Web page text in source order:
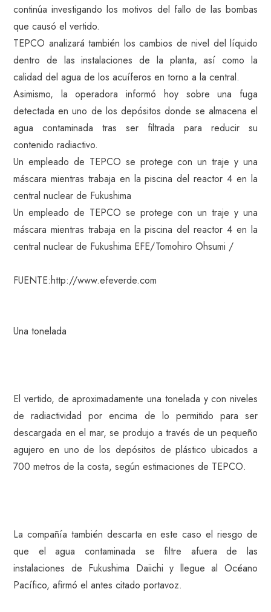
continúa investigando los motivos del fallo de las bombas
que causó el vertido.
TEPCO analizará también los cambios de nivel del líquido
dentro de las instalaciones de la planta, así como la
calidad del agua de los acuíferos en torno a la central.
Asimismo, la operadora informó hoy sobre una fuga
detectada en uno de los depósitos donde se almacena el
agua contaminada tras ser filtrada para reducir su
contenido radiactivo.
Un empleado de TEPCO se protege con un traje y una
máscara mientras trabaja en la piscina del reactor 4 en la
central nuclear de Fukushima
Un empleado de TEPCO se protege con un traje y una
máscara mientras trabaja en la piscina del reactor 4 en la
central nuclear de Fukushima EFE/Tomohiro Ohsumi /
FUENTE:http://www.efeverde.com
Una tonelada
El vertido, de aproximadamente una tonelada y con niveles
de radiactividad por encima de lo permitido para ser
descargada en el mar, se produjo a través de un pequeño
agujero en uno de los depósitos de plástico ubicados a
700 metros de la costa, según estimaciones de TEPCO.
La compañía también descarta en este caso el riesgo de
que el agua contaminada se filtre afuera de las
instalaciones de Fukushima Daiichi y llegue al Océano
Pacífico, afirmó el antes citado portavoz.